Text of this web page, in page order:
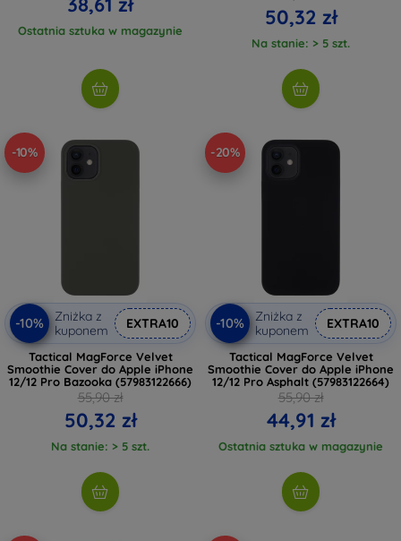
Ostatnia sztuka w magazynie
50,32 zł
Na stanie: > 5 szt.
-10%
-10%
Zniżka z
kuponem
EXTRA10
Tactical MagForce Velvet
Smoothie Cover do Apple iPhone
12/12 Pro Bazooka (57983122666)
55,90 zł
50,32 zł
Na stanie: > 5 szt.
-20%
-10%
Zniżka z
kuponem
EXTRA10
Tactical MagForce Velvet
Smoothie Cover do Apple iPhone
12/12 Pro Asphalt (57983122664)
55,90 zł
44,91 zł
Ostatnia sztuka w magazynie